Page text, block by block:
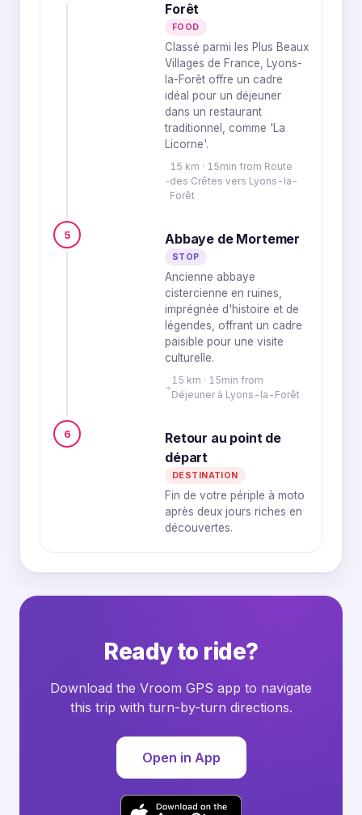
Forêt
FOOD
Classé parmi les Plus Beaux
Villages de France, Lyons-
la-Forêt offre un cadre
idéal pour un déjeuner
dans un restaurant
traditionnel, comme 'La
Licorne'.
15 km · 15min from Route
des Crêtes vers Lyons-la-
Forêt
5 Abbaye de Mortemer
STOP
Ancienne abbaye
cistercienne en ruines,
imprégnée d'histoire et de
légendes, offrant un cadre
paisible pour une visite
culturelle.
15 km · 15min from
Déjeuner à Lyons-la-Forêt
6
Retour au point de
départ
DESTINATION
Fin de votre périple à moto
après deux jours riches en
découvertes.
Ready to ride?
Download the Vroom GPS app to navigate
this trip with turn-by-turn directions.
Open in App